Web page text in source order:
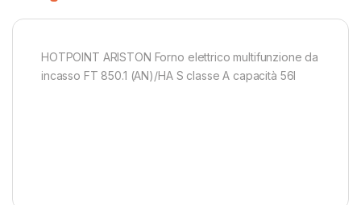
HOTPOINT ARISTON Forno elettrico multifunzione da
incasso FT 850.1 (AN)/HA S classe A capacità 56l